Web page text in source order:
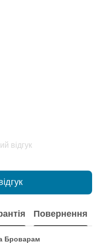
відгук
Повернення
Броварам